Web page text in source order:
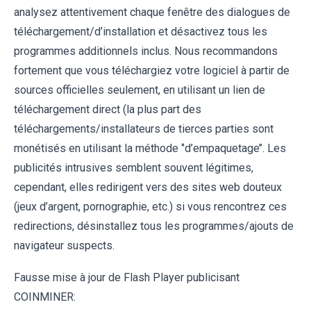
analysez attentivement chaque fenêtre des dialogues de
téléchargement/d’installation et désactivez tous les
programmes additionnels inclus. Nous recommandons
fortement que vous téléchargiez votre logiciel à partir de
sources officielles seulement, en utilisant un lien de
téléchargement direct (la plus part des
téléchargements/installateurs de tierces parties sont
monétisés en utilisant la méthode ‘’d’empaquetage’’. Les
publicités intrusives semblent souvent légitimes,
cependant, elles redirigent vers des sites web douteux
(jeux d’argent, pornographie, etc.) si vous rencontrez ces
redirections, désinstallez tous les programmes/ajouts de
navigateur suspects.
Fausse mise à jour de Flash Player publicisant
COINMINER: